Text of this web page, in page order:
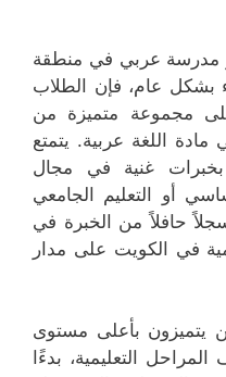
عربي في منطقة
بشكل عام، فإن الطلاب
على مجموعة متميزة من
اللغة عربية. يتمتع
بخبرات غنية في مجال
أو التعليم الجامعي
حافلاً من الخبرة في
في الكويت على مدار
يتميزون بأعلى مستوى
التعليمية، بدءًا